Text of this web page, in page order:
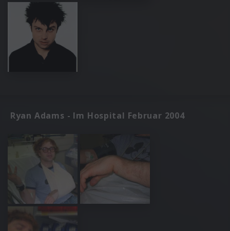
Ryan Adams - Im Hospital Februar 2004